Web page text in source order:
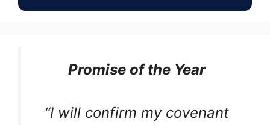
Promise of the Year
“I will confirm my covenant